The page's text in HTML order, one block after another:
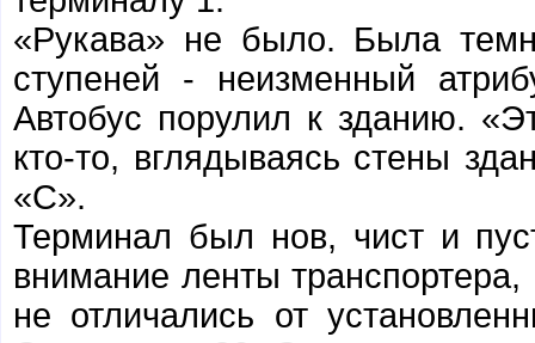
«Рукава» не было. Была
ступеней - неизменный
Автобус порулил к зданию.
кто-то, вглядываясь стены
«С».
Терминал был нов, чист и
внимание ленты
не отличались от